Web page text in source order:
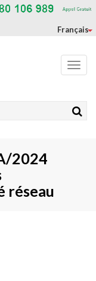
Français
2024
réseau